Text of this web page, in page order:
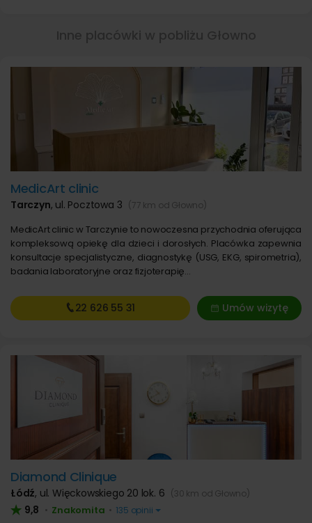
MedicArt clinic
Tarczyn, ul. Pocztowa 3 (77 km od Głowno)
MedicArt clinic w Tarczynie to nowoczesna przychodnia oferująca
kompleksową opiekę dla dzieci i dorosłych. Placówka zapewnia
konsultacje specjalistyczne, diagnostykę (USG, EKG, spirometria),
badania laboratoryjne oraz fizjoterapię…
Umów wizytę
22 626 55 31
Diamond Clinique
Łódź, ul. Więckowskiego 20 lok. 6 (30 km od Głowno)
9,8 • Znakomita • 135 opinii